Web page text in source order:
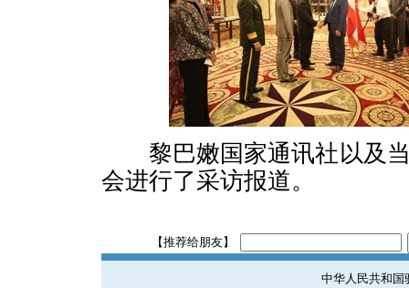
黎巴嫩国家通讯社以及当
会进行了采访报道。
【推荐给朋友】
中华人民共和国